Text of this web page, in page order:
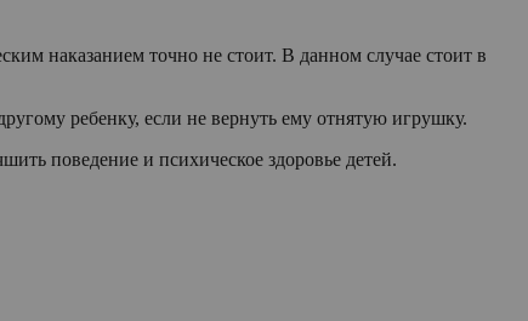
наказанием точно не стоит. В данном случае стоит в
ребенку, если не вернуть ему отнятую игрушку.
поведение и психическое здоровье детей.